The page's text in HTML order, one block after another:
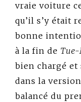
vraie voiture
qu’il s’y était
bonne
à la fin de
bien chargé et
dans la
balancé du